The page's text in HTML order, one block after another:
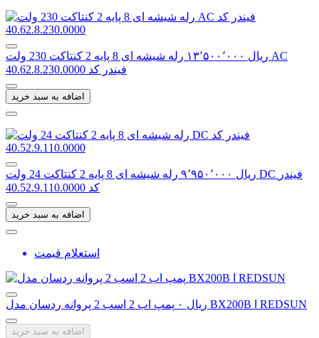
‎ریال ۱۳٬۵۰۰٬۰۰۰
رله شیشه ای 8 پایه 2 کنتاکت 230 ولت AC
فیندر کد 40.62.8.230.0000
اضافه به سبد خرید
‎ریال ۹٬۹۵۰٬۰۰۰
رله شیشه ای 8 پایه 2 کنتاکت 24 ولت DC فیندر
کد 40.52.9.110.0000
اضافه به سبد خرید
استعلام قیمت
‎ریال ۰ پمپ اب 2 اسب 2 پروانه ردسان مدل BX200B ا REDSUN
اضافه به سبد خرید